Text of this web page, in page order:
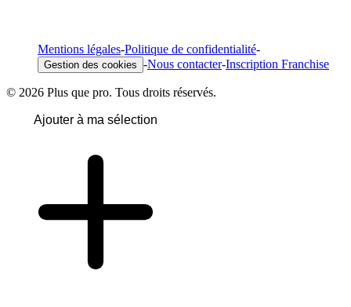
Mentions légales-Politique de confidentialité-
Gestion des cookies -Nous contacter-Inscription Franchise
© 2026 Plus que pro. Tous droits réservés.
Ajouter à ma sélection